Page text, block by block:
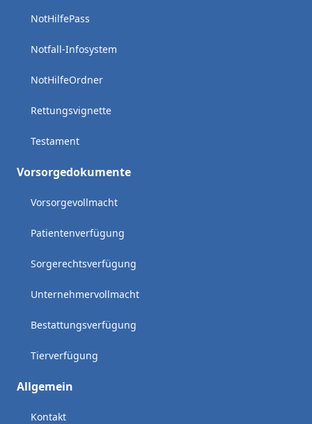
NotHilfePass
Notfall-Infosystem
NotHilfeOrdner
Rettungsvignette
Testament
Vorsorgedokumente
Vorsorgevollmacht
Patientenverfügung
Sorgerechtsverfügung
Unternehmervollmacht
Bestattungsverfügung
Tierverfügung
Allgemein
Kontakt